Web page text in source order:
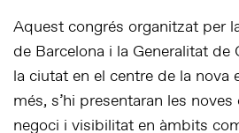
Aquest congrés organitzat per
de Barcelona i la Generalitat de
la ciutat en el centre de la nova
més, s’hi presentaran les
negoci i visibilitat en àmbits